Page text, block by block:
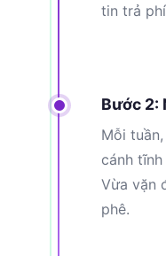
tin trả
Bước 2:
Mỗi
cánh
Vừa vặn
phê.